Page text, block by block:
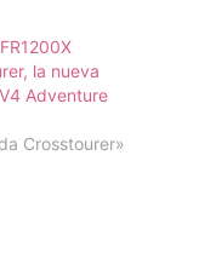
la nueva
Adventure
Crosstourer»